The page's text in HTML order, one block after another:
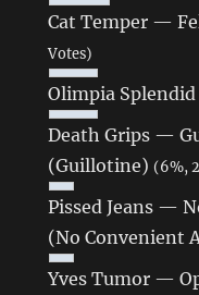
Cat Temper —
Votes)
Olimpia
Death Grips —
(Guillotine) (6%,
Pissed Jeans —
(No Convenient
Yves Tumor —